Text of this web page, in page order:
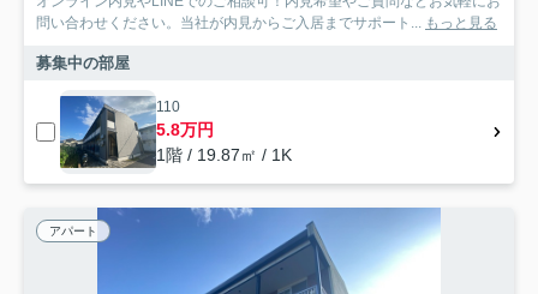
問い合わせください。当社が内見からご入居までサポート... もっと見る
募集中の部屋
110
5.8万円
1階 / 19.87㎡ / 1K
アパート